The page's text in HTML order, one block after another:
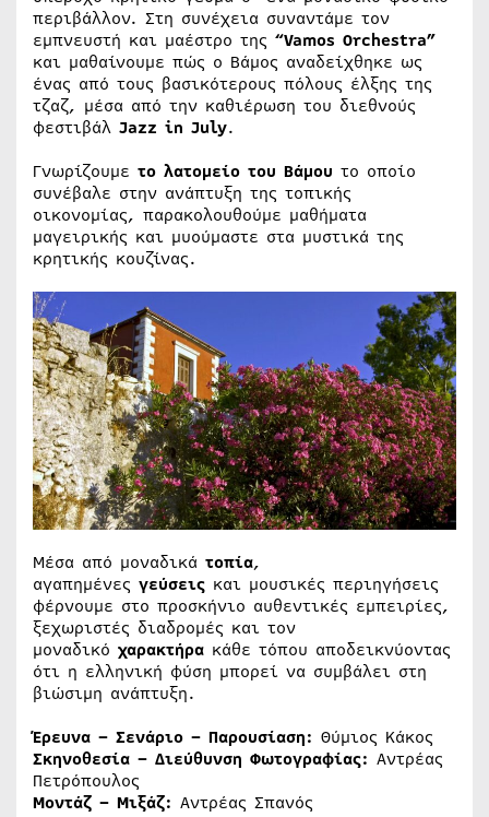
περιβάλλον. Στη συνέχεια συναντάμε τον
εμπνευστή και μαέστρο της “Vamos Orchestra”
και μαθαίνουμε πώς ο Βάμος αναδείχθηκε ως
ένας από τους βασικότερους πόλους έλξης της
τζαζ, μέσα από την καθιέρωση του διεθνούς
φεστιβάλ Jazz in July.
Γνωρίζουμε το λατομείο του Βάμου το οποίο
συνέβαλε στην ανάπτυξη της τοπικής
οικονομίας, παρακολουθούμε μαθήματα
μαγειρικής και μυούμαστε στα μυστικά της
κρητικής κουζίνας.
Μέσα από μοναδικά τοπία,
αγαπημένες γεύσεις και μουσικές περιηγήσεις
φέρνουμε στο προσκήνιο αυθεντικές εμπειρίες,
ξεχωριστές διαδρομές και τον
μοναδικό χαρακτήρα κάθε τόπου αποδεικνύοντας
ότι η ελληνική φύση μπορεί να συμβάλει στη
βιώσιμη ανάπτυξη.
Έρευνα – Σενάριο – Παρουσίαση: Θύμιος Κάκος
Σκηνοθεσία – Διεύθυνση Φωτογραφίας: Αντρέας
Πετρόπουλος
Μοντάζ – Μιξάζ: Αντρέας Σπανός